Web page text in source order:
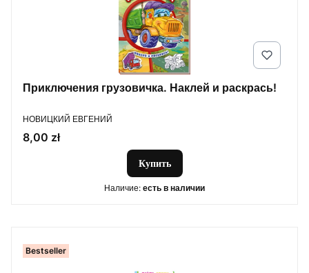
Приключения грузовичка. Наклей и раскрась!
ПРОИЗВОДИТЕЛЬ
НОВИЦКИЙ ЕВГЕНИЙ
Цена
8,00 zł
Купить
Наличие: есть в наличии
Bestseller